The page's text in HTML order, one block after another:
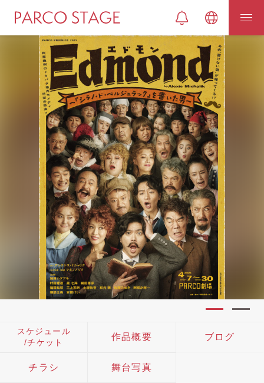
スケジュール
/チケット
作品概要 ブログ
チラシ 舞台写真